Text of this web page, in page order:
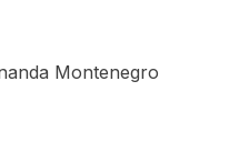
Montenegro